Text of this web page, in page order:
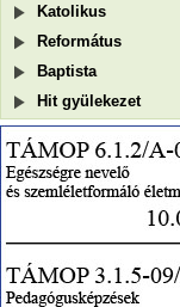
Katolikus
Református
Baptista
Hit gyülekezet